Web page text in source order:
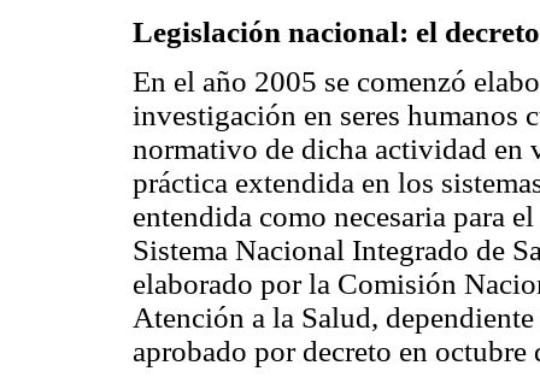
Legislación nacional: el
En el año 2005 se comenzó
investigación en seres humanos
normativo de dicha actividad en
práctica extendida en los
entendida como necesaria para
Sistema Nacional Integrado de
elaborado por la Comisión
Atención a la Salud,
aprobado por decreto en octubre